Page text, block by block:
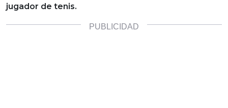
jugador de tenis.